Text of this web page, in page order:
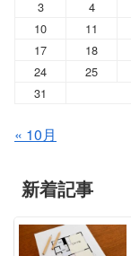
3
4
10
11
17
18
24
25
31
« 10月
新着記事